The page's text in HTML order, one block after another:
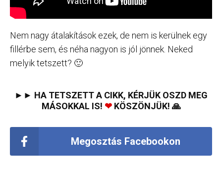
Nem nagy átalakítások ezek, de nem is kerülnek egy
fillérbe sem, és néha nagyon is jól jönnek. Neked
melyik tetszett? 🙂
►► HA TETSZETT A CIKK, KÉRJÜK OSZD MEG
MÁSOKKAL IS! ❤KÖSZÖNJÜK! 🙏
Megosztás Facebookon